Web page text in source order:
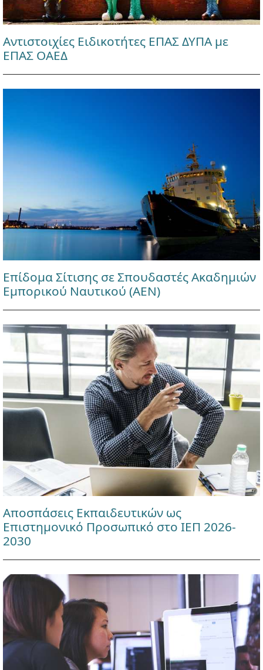
Αντιστοιχίες Ειδικοτήτες ΕΠΑΣ ΔΥΠΑ με
ΕΠΑΣ ΟΑΕΔ
Επίδομα Σίτισης σε Σπουδαστές Ακαδημιών
Εμπορικού Ναυτικού (ΑΕΝ)
Αποσπάσεις Εκπαιδευτικών ως
Επιστημονικό Προσωπικό στο ΙΕΠ 2026-
2030